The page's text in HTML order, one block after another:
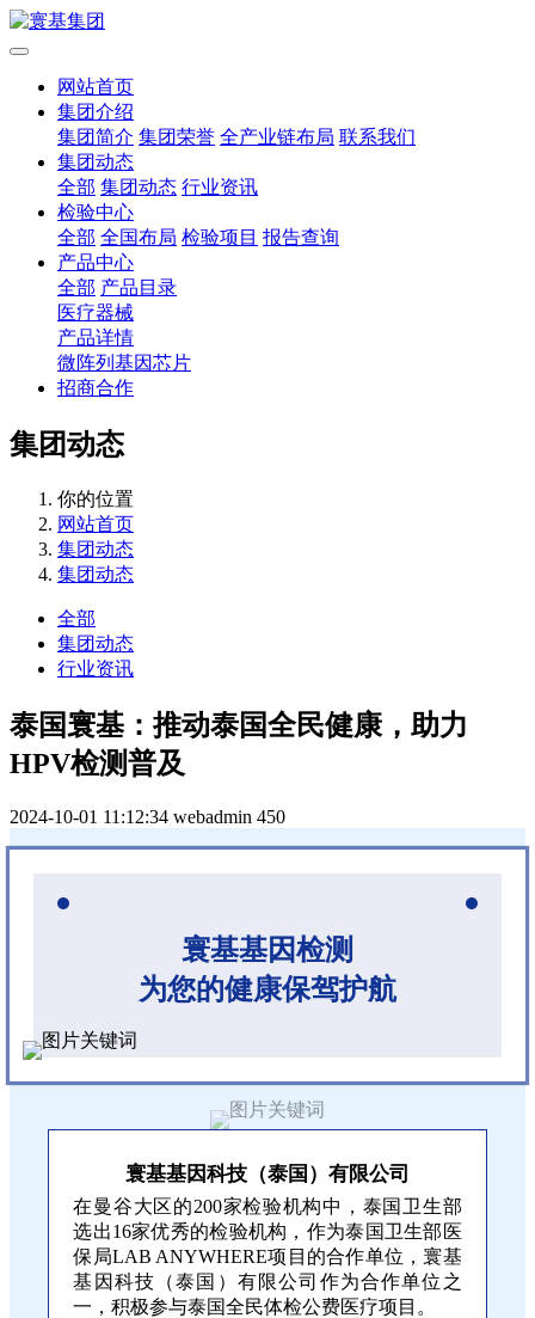
网站首页
集团介绍
集团简介 集团荣誉 全产业链布局 联系我们
集团动态
全部 集团动态 行业资讯
检验中心
全部 全国布局 检验项目 报告查询
产品中心
全部 产品目录
医疗器械
产品详情
微阵列基因芯片
招商合作
集团动态
你的位置
网站首页
集团动态
集团动态
全部
集团动态
行业资讯
泰国寰基：推动泰国全民健康，助力
HPV检测普及
2024-10-01 11:12:34 webadmin 450
寰基基因检测
为您的健康保驾护航
寰基基因科技（泰国）有限公司
在曼谷大区的200家检验机构中，泰国卫生部
选出16家优秀的检验机构，作为泰国卫生部医
保局LAB ANYWHERE项目的合作单位，寰基
基因科技（泰国）有限公司作为合作单位之
一，积极参与泰国全民体检公费医疗项目。